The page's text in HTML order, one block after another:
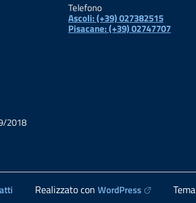
2018
Telefono
Ascoli: (+39) 027382515
Pisacane: (+39) 02747707
Realizzato con WordPress